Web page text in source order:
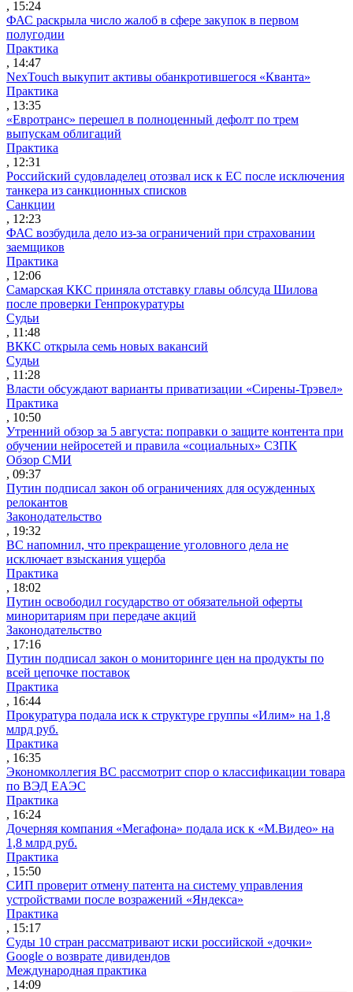
, 15:24
ФАС раскрыла число жалоб в сфере закупок в первом
полугодии
Практика
, 14:47
NexTouch выкупит активы обанкротившегося «Кванта»
Практика
, 13:35
«Евротранс» перешел в полноценный дефолт по трем
выпускам облигаций
Практика
, 12:31
Российский судовладелец отозвал иск к ЕС после исключения
танкера из санкционных списков
Санкции
, 12:23
ФАС возбудила дело из-за ограничений при страховании
заемщиков
Практика
, 12:06
Самарская ККС приняла отставку главы облсуда Шилова
после проверки Генпрокуратуры
Судьи
, 11:48
ВККС открыла семь новых вакансий
Судьи
, 11:28
Власти обсуждают варианты приватизации «Сирены-Трэвел»
Практика
, 10:50
Утренний обзор за 5 августа: поправки о защите контента при
обучении нейросетей и правила «социальных» СЗПК
Обзор СМИ
, 09:37
Путин подписал закон об ограничениях для осужденных
релокантов
Законодательство
, 19:32
ВС напомнил, что прекращение уголовного дела не
исключает взыскания ущерба
Практика
, 18:02
Путин освободил государство от обязательной оферты
миноритариям при передаче акций
Законодательство
, 17:16
Путин подписал закон о мониторинге цен на продукты по
всей цепочке поставок
Практика
, 16:44
Прокуратура подала иск к структуре группы «Илим» на 1,8
млрд руб.
Практика
, 16:35
Экономколлегия ВС рассмотрит спор о классификации товара
по ВЭД ЕАЭС
Практика
, 16:24
Дочерняя компания «Мегафона» подала иск к «М.Видео» на
1,8 млрд руб.
Практика
, 15:50
СИП проверит отмену патента на систему управления
устройствами после возражений «Яндекса»
Практика
, 15:17
Суды 10 стран рассматривают иски российской «дочки»
Google о возврате дивидендов
Международная практика
, 14:09